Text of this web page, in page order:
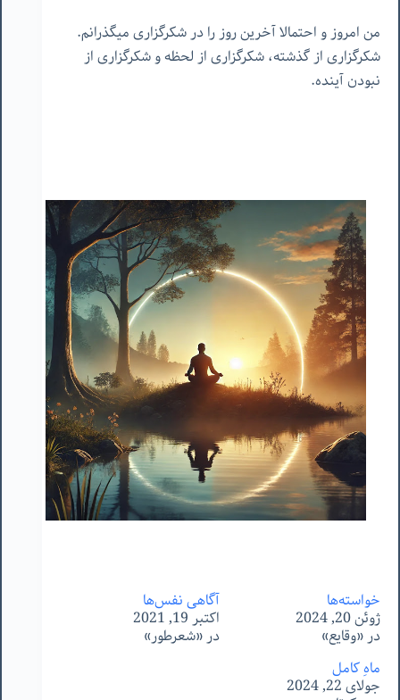
من امروز و احتمالا آخرین روز را در شکرگزاری میگذرانم.
شکرگزاری از گذشته، شکرگزاری از لحظه و شکرگزاری از
نبودن آینده.
خواسته‌ها
ژوئن 20, 2024
در «وقایع»
آگاهی نفس‌ها
اکتبر 19, 2021
در «شعرطور»
ماهِ کامل
جولای 22, 2024